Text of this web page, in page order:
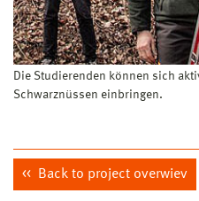
Die Studierenden können sich
Schwarznüssen einbringen.
Back to project overwiev